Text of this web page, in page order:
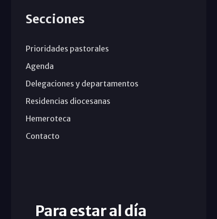
Secciones
Prioridades pastorales
Agenda
Delegaciones y departamentos
Residencias diocesanas
Hemeroteca
Contacto
Para estar al día